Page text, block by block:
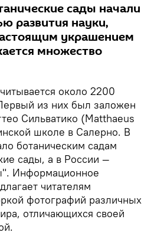
сады начали
развития науки,
украшением
множество
около 2200
из них был заложен
Сильватико (Matthaeus
школе в Салерно. В
ботаническим садам
сады, а в России —
Информационное
читателям
фотографий различных
отличающихся своей